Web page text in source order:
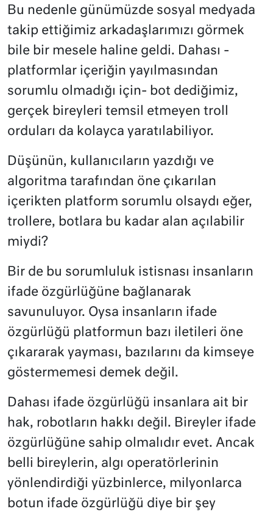
Bu nedenle günümüzde sosyal medyada
takip ettiğimiz arkadaşlarımızı görmek
bile bir mesele haline geldi. Dahası -
platformlar içeriğin yayılmasından
sorumlu olmadığı için- bot dediğimiz,
gerçek bireyleri temsil etmeyen troll
orduları da kolayca yaratılabiliyor.
Düşünün, kullanıcıların yazdığı ve
algoritma tarafından öne çıkarılan
içerikten platform sorumlu olsaydı eğer,
trollere, botlara bu kadar alan açılabilir
miydi?
Bir de bu sorumluluk istisnası insanların
ifade özgürlüğüne bağlanarak
savunuluyor. Oysa insanların ifade
özgürlüğü platformun bazı iletileri öne
çıkararak yayması, bazılarını da kimseye
göstermemesi demek değil.
Dahası ifade özgürlüğü insanlara ait bir
hak, robotların hakkı değil. Bireyler ifade
özgürlüğüne sahip olmalıdır evet. Ancak
belli bireylerin, algı operatörlerinin
yönlendirdiği yüzbinlerce, milyonlarca
botun ifade özgürlüğü diye bir şey